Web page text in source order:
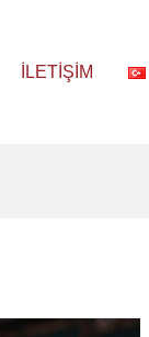
İLETIŞIM